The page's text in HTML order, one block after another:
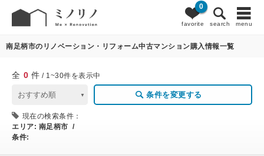
favorite
0
search menu
0 条件変更
南足柄市のリノベーション・リフォーム中古マンション購入情報一覧
全 0 件 / 1~30件を表示中
条件を変更する
現在の検索条件：
エリア: 南足柄市 /
条件: